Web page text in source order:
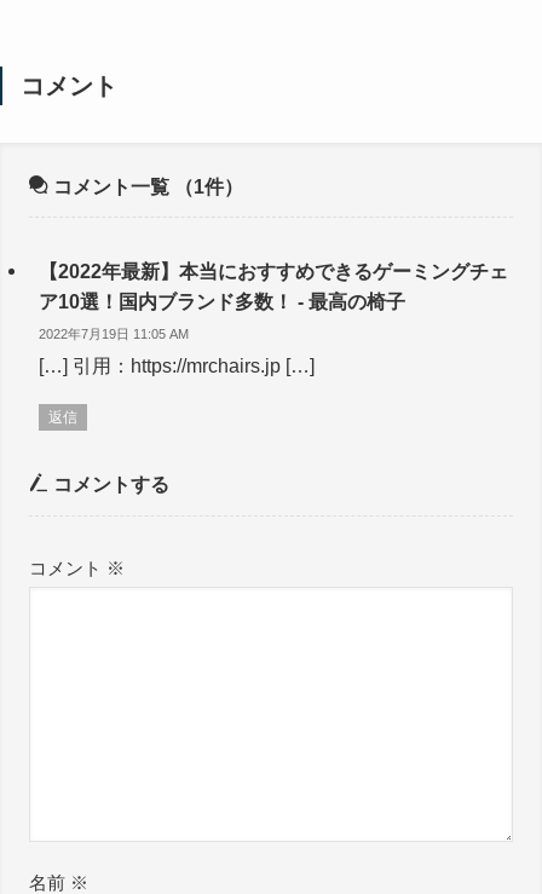
コメント
コメント一覧 （1件）
【2022年最新】本当におすすめできるゲーミングチェ
ア10選！国内ブランド多数！ - 最高の椅子
2022年7月19日 11:05 AM
[…] 引用：https://mrchairs.jp […]
返信
コメントする
コメント ※
名前 ※